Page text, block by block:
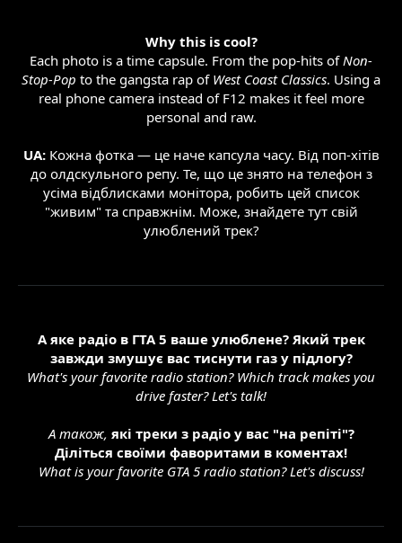
Why this is cool?
Each photo is a time capsule. From the pop-hits ofNon-
Stop-Pop to the gangsta rap of West Coast Classics. Using a
real phone camera instead of F12 makes it feel more
personal and raw.
UA:Кожна фотка — це наче капсула часу. Від поп-хітів
до олдскульного репу. Те, що це знято на телефон з
усіма відблисками монітора, робить цей список
"живим" та справжнім. Може, знайдете тут свій
улюблений трек?
А яке радіо в ГТА 5 ваше улюблене? Який трек
завжди змушує вас тиснути газ у підлогу?
What's your favorite radio station? Which track makes you
drive faster? Let's talk!
А також, які треки з радіо у вас "на репіті"?
Діліться своїми фаворитами в коментах!
What is your favorite GTA 5 radio station? Let's discuss!